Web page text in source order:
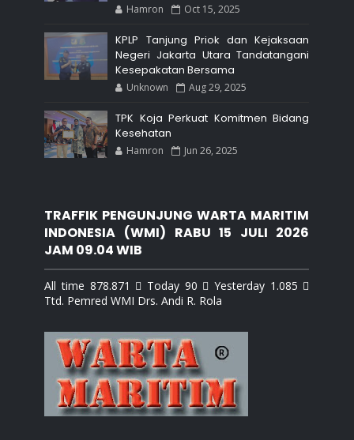
Hamron Oct 15, 2025
KPLP Tanjung Priok dan Kejaksaan
Negeri Jakarta Utara Tandatangani
Kesepakatan Bersama
Unknown Aug 29, 2025
TPK Koja Perkuat Komitmen Bidang
Kesehatan
Hamron Jun 26, 2025
TRAFFIK PENGUNJUNG WARTA MARITIM
INDONESIA (WMI) RABU 15 JULI 2026
JAM 09.04 WIB
All time 878.871  Today 90  Yesterday 1.085 
Ttd. Pemred WMI Drs. Andi R. Rola